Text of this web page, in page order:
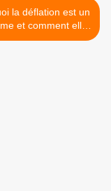
la déflation est un
et comment elle
peut être combattue >